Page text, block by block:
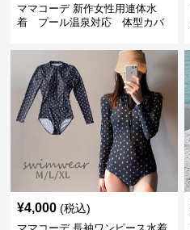
ママコーデ 新作女性用連体水
着 プール温泉対応 体型カバ
¥4,000 (税込)